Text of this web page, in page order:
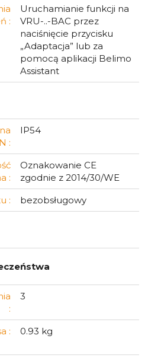
:
Uruchamianie funkcji na
VRU-..-BAC przez
naciśnięcie przycisku
„Adaptacja” lub za
pomocą aplikacji Belimo
Assistant
:
IP54
:
Oznakowanie CE
zgodnie z 2014/30/WE
:
bezobsługowy
:
3
: 0.93 kg